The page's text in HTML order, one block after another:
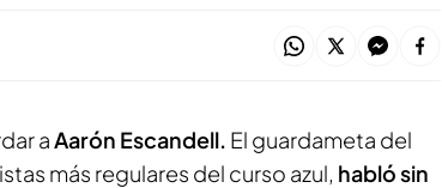
aAarón Escandell. El guardameta del
más regulares del curso azul, habló sin